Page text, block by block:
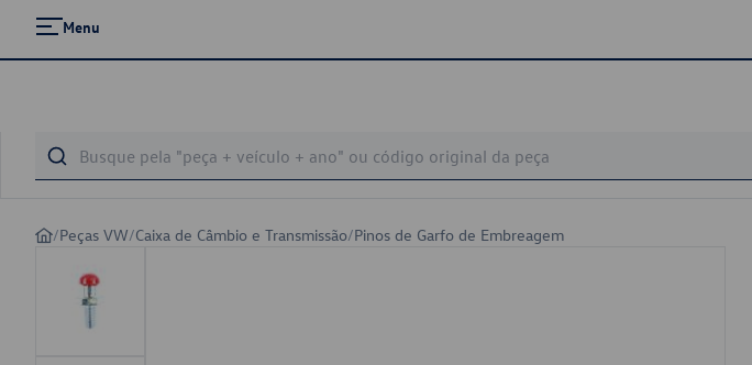
Menu
/Peças VW/Caixa de Câmbio e Transmissão/Pinos de Garfo de Embreagem